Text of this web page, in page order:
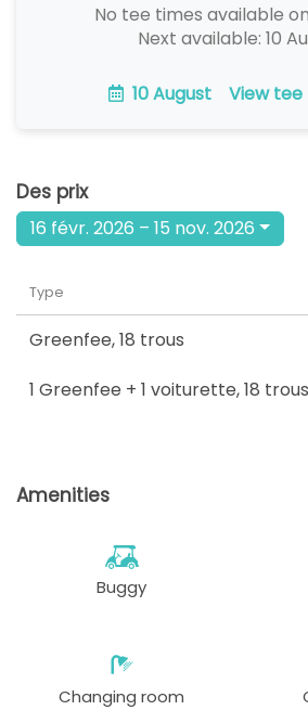
No tee times available
Next available: 10
10 August View tee
Des prix
16 févr. 2026 – 15 nov. 2026
Type
Greenfee,18 trous
1 Greenfee + 1 voiturette,18 trous
Amenities
Buggy
Changing room